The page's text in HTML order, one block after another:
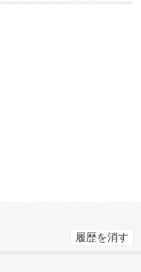
履歴を消す